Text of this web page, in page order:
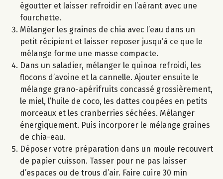
égoutter et laisser refroidir en l’aérant avec une
fourchette.
Mélanger les graines de chia avec l’eau dans un
petit récipient et laisser reposer jusqu’à ce que le
mélange forme une masse compacte.
Dans un saladier, mélanger le quinoa refroidi, les
flocons d’avoine et la cannelle. Ajouter ensuite le
mélange grano-apérifruits concassé grossièrement,
le miel, l’huile de coco, les dattes coupées en petits
morceaux et les cranberries séchées. Mélanger
énergiquement. Puis incorporer le mélange graines
de chia-eau.
Déposer votre préparation dans un moule recouvert
de papier cuisson. Tasser pour ne pas laisser
d’espaces ou de trous d’air. Faire cuire 30 min